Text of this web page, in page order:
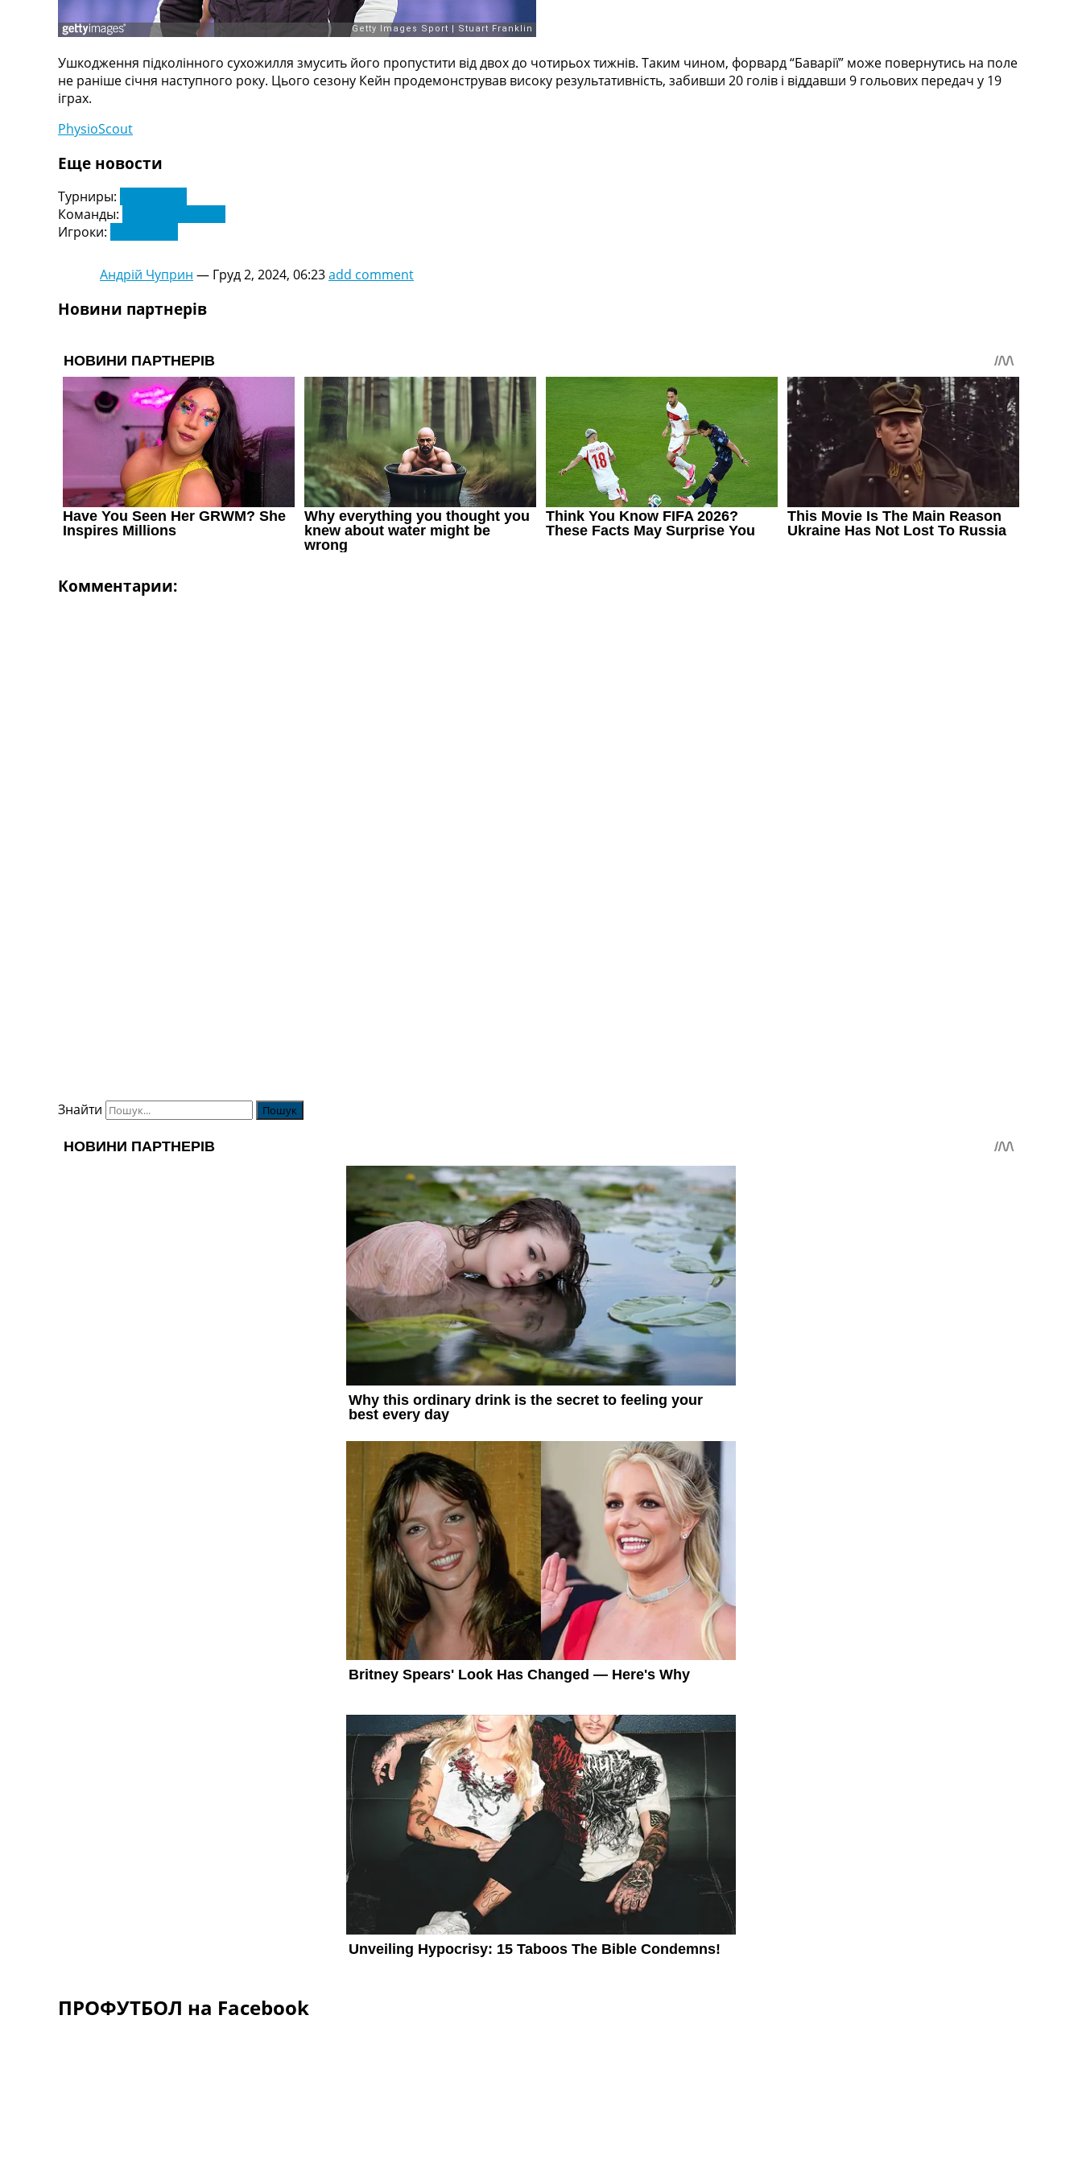
Телепрограма
RU
UA
Categories
Головна
Відео
Конкурс прогнозів
Рейтінги
Правила
Колективний прогноз
Україна. Прем’єр-Ліга
Україна. Перша Ліга
Ліга Чемпіонів
Англія. Прем’єр-Ліга
Іспанія. Ла Ліга
Ще Турніри >>>
Таблиці
Чемпіонат Світу. Турнирні таблиці
Таблиця УПЛ
Перша Ліга
Таблиця АПЛ
Всі таблиці >>>
Ушкодження підколінного сухожилля змусить його пропустити від двох до чотирьох тижнів. Таким чином, форвард “Баварії” може повернутись на поле
не раніше січня наступного року. Цього сезону Кейн продемонстрував високу результативність, забивши 20 голів і віддавши 9 гольових передач у 19
іграх.
PhysioScout
Еще новости
Турниры:
Команды:
Игроки:
Андрій Чуприн — Груд 2, 2024, 06:23add comment
Новини партнерів
Комментарии:
Знайти
ПРОФУТБОЛ на Facebook